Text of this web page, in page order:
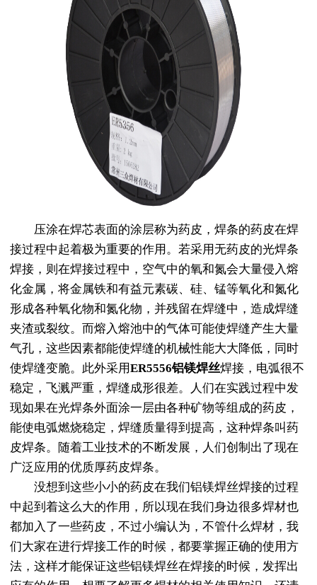
压涂在焊芯表面的涂层称为药皮，焊条的药皮在焊
接过程中起着极为重要的作用。若采用无药皮的光焊条
焊接，则在焊接过程中，空气中的氧和氮会大量侵入熔
化金属，将金属铁和有益元素碳、硅、锰等氧化和氮化
形成各种氧化物和氮化物，并残留在焊缝中，造成焊缝
夹渣或裂纹。而熔入熔池中的气体可能使焊缝产生大量
气孔，这些因素都能使焊缝的机械性能大大降低，同时
使焊缝变脆。此外采用ER5556铝镁焊丝焊接，电弧很不
稳定，飞溅严重，焊缝成形很差。人们在实践过程中发
现如果在光焊条外面涂一层由各种矿物等组成的药皮，
能使电弧燃烧稳定，焊缝质量得到提高，这种焊条叫药
皮焊条。随着工业技术的不断发展，人们创制出了现在
广泛应用的优质厚药皮焊条。
没想到这些小小的药皮在我们铝镁焊丝焊接的过程
中起到着这么大的作用，所以现在我们身边很多焊材也
都加入了一些药皮，不过小编认为，不管什么焊材，我
们大家在进行焊接工作的时候，都要掌握正确的使用方
法，这样才能保证这些铝镁焊丝在焊接的时候，发挥出